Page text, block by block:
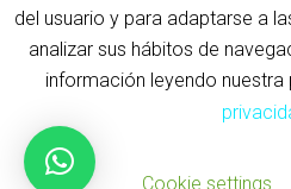
Shaka CrossFit all rights reserved
del usuario y para adaptarse a
analizar sus hábitos de
información leyendo nuestra
Cookie settings